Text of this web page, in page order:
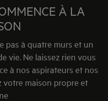
À LA
pas à quatre murs et un
vie. Ne laissez rien vous
à nos aspirateurs et nos
votre maison propre et